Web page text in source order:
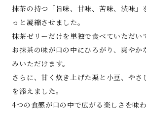
抹茶の持つ「旨味、甘味、苦味、渋味」
っと凝縮させました。
抹茶ゼリーだけを単独で食べていただい
お抹茶の味が口の中にひろがり、爽やか
みいただけます。
さらに、甘く炊き上げた栗と小豆、やさ
を添えました。
4つの食感が口の中で広がる楽しさを味